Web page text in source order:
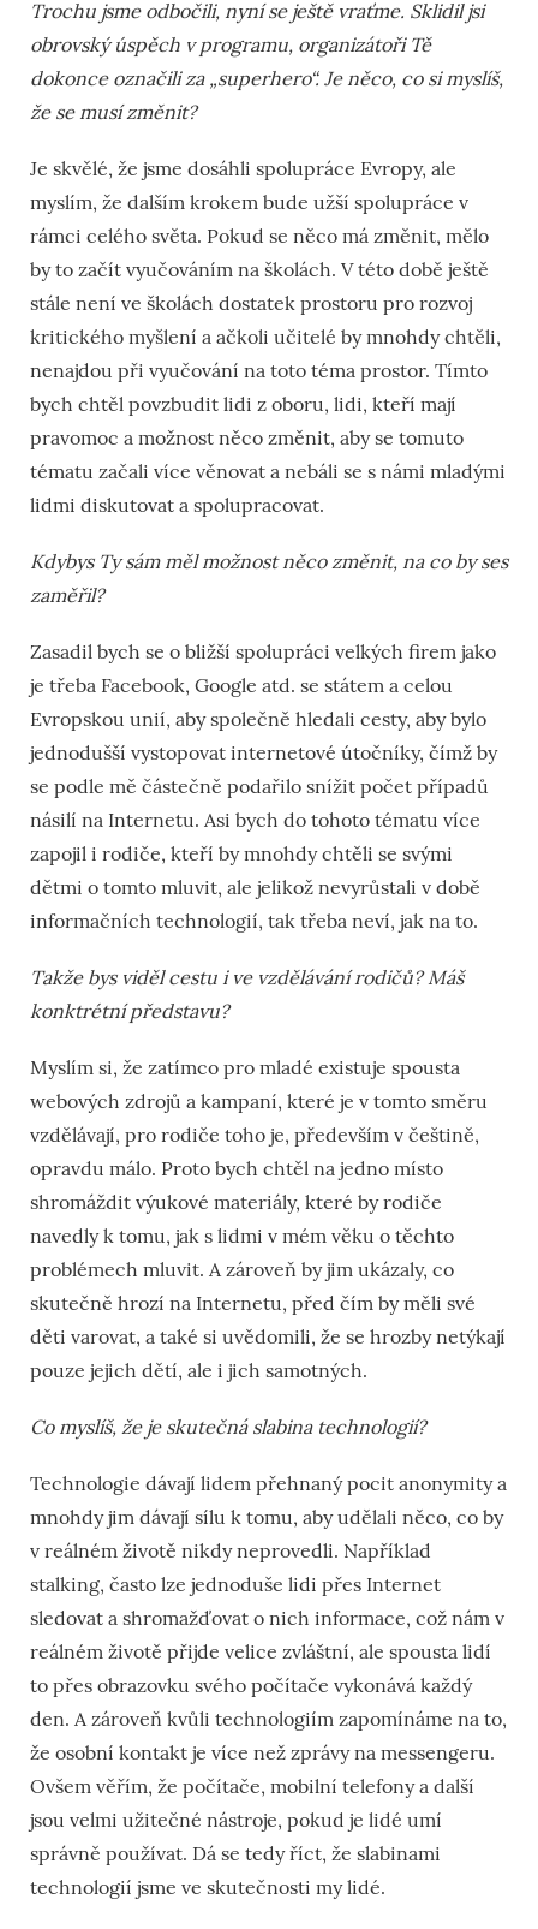
Trochu jsme odbočili, nyní se ještě vraťme. Sklidil jsi
obrovský úspěch v programu, organizátoři Tě
dokonce označili za „superhero“. Je něco, co si myslíš,
že se musí změnit?
Je skvělé, že jsme dosáhli spolupráce Evropy, ale
myslím, že dalším krokem bude užší spolupráce v
rámci celého světa. Pokud se něco má změnit, mělo
by to začít vyučováním na školách. V této době ještě
stále není ve školách dostatek prostoru pro rozvoj
kritického myšlení a ačkoli učitelé by mnohdy chtěli,
nenajdou při vyučování na toto téma prostor. Tímto
bych chtěl povzbudit lidi z oboru, lidi, kteří mají
pravomoc a možnost něco změnit, aby se tomuto
tématu začali více věnovat a nebáli se s námi mladými
lidmi diskutovat a spolupracovat.
Kdybys Ty sám měl možnost něco změnit, na co by ses
zaměřil?
Zasadil bych se o bližší spolupráci velkých firem jako
je třeba Facebook, Google atd. se státem a celou
Evropskou unií, aby společně hledali cesty, aby bylo
jednodušší vystopovat internetové útočníky, čímž by
se podle mě částečně podařilo snížit počet případů
násilí na Internetu. Asi bych do tohoto tématu více
zapojil i rodiče, kteří by mnohdy chtěli se svými
dětmi o tomto mluvit, ale jelikož nevyrůstali v době
informačních technologií, tak třeba neví, jak na to.
Takže bys viděl cestu i ve vzdělávání rodičů? Máš
konktrétní představu?
Myslím si, že zatímco pro mladé existuje spousta
webových zdrojů a kampaní, které je v tomto směru
vzdělávají, pro rodiče toho je, především v češtině,
opravdu málo. Proto bych chtěl na jedno místo
shromáždit výukové materiály, které by rodiče
navedly k tomu, jak s lidmi v mém věku o těchto
problémech mluvit. A zároveň by jim ukázaly, co
skutečně hrozí na Internetu, před čím by měli své
děti varovat, a také si uvědomili, že se hrozby netýkají
pouze jejich dětí, ale i jich samotných.
Co myslíš, že je skutečná slabina technologií?
Technologie dávají lidem přehnaný pocit anonymity a
mnohdy jim dávají sílu k tomu, aby udělali něco, co by
v reálném životě nikdy neprovedli. Například
stalking, často lze jednoduše lidi přes Internet
sledovat a shromažďovat o nich informace, což nám v
reálném životě přijde velice zvláštní, ale spousta lidí
to přes obrazovku svého počítače vykonává každý
den. A zároveň kvůli technologiím zapomínáme na to,
že osobní kontakt je více než zprávy na messengeru.
Ovšem věřím, že počítače, mobilní telefony a další
jsou velmi užitečné nástroje, pokud je lidé umí
správně používat. Dá se tedy říct, že slabinami
technologií jsme ve skutečnosti my lidé.